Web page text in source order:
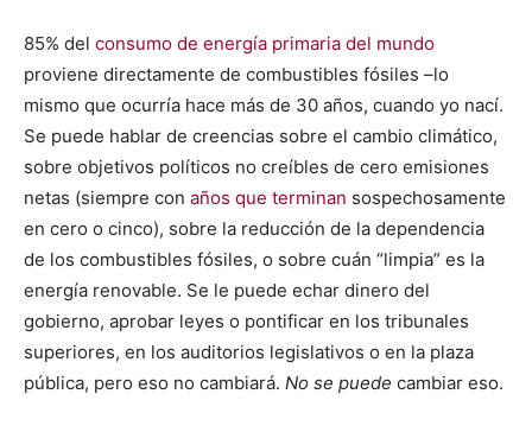
85% del consumo de energía primaria del mundo
proviene directamente de combustibles fósiles –lo
mismo que ocurría hace más de 30 años, cuando yo nací.
Se puede hablar de creencias sobre el cambio climático,
sobre objetivos políticos no creíbles de cero emisiones
netas (siempre con años que terminan sospechosamente
en cero o cinco), sobre la reducción de la dependencia
de los combustibles fósiles, o sobre cuán “limpia” es la
energía renovable. Se le puede echar dinero del
gobierno, aprobar leyes o pontificar en los tribunales
superiores, en los auditorios legislativos o en la plaza
pública, pero eso no cambiará. No se puede cambiar eso.